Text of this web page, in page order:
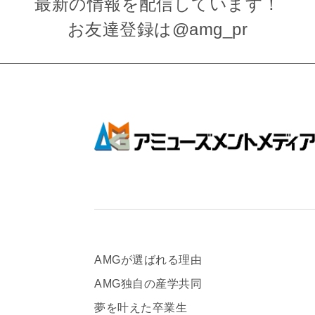
最新の情報を 配信しています！
お友達登録は @amg_pr
AMGが選ばれる理由
AMG独自の産学共同
夢を叶えた卒業生